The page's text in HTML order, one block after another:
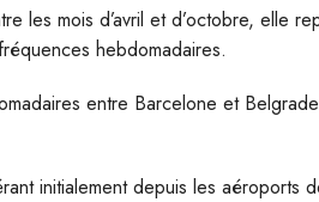
les mois d’avril et d’octobre, elle
hebdomadaires.
entre Barcelone et
initialement depuis les aéroports